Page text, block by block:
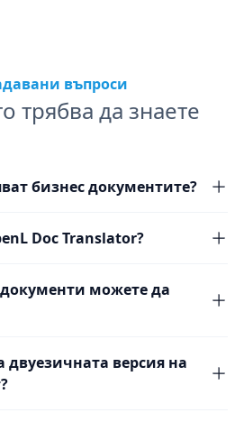
въпроси
трябва да знаете
бизнес документите?
Doc Translator?
можете да
двуезичната версия на